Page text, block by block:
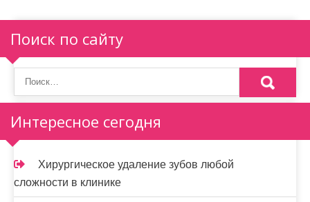
я
п
о
з
а
п
и
Поиск по сайту
Интересное сегодня
Хирургическое удаление зубов любой
сложности в клинике